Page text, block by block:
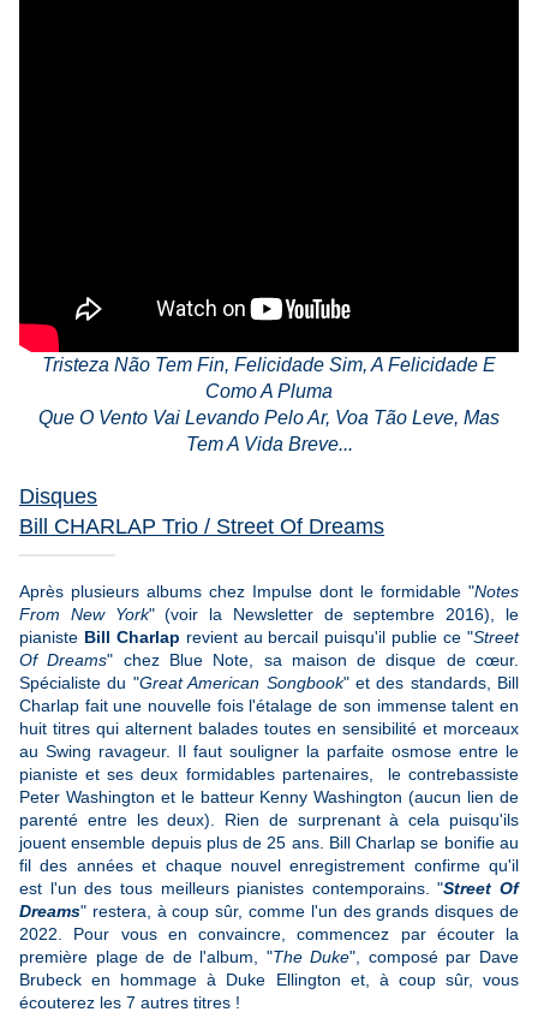
Tristeza Não Tem Fin, Felicidade Sim, A Felicidade E
Como A Pluma
Que O Vento Vai Levando Pelo Ar, Voa Tão Leve, Mas
Tem A Vida Breve...
Disques
Bill CHARLAP Trio / Street Of Dreams
Après plusieurs albums chez Impulse dont le formidable "Notes
From New York" (voir la Newsletter de septembre 2016), le
pianiste Bill Charlap revient au bercail puisqu'il publie ce "Street
Of Dreams" chez Blue Note, sa maison de disque de cœur.
Spécialiste du "Great American Songbook" et des standards, Bill
Charlap fait une nouvelle fois l'étalage de son immense talent en
huit titres qui alternent balades toutes en sensibilité et morceaux
au Swing ravageur. Il faut souligner la parfaite osmose entre le
pianiste et ses deux formidables partenaires, le contrebassiste
Peter Washington et le batteur Kenny Washington (aucun lien de
parenté entre les deux). Rien de surprenant à cela puisqu'ils
jouent ensemble depuis plus de 25 ans. Bill Charlap se bonifie au
fil des années et chaque nouvel enregistrement confirme qu'il
est l'un des tous meilleurs pianistes contemporains. "Street Of
Dreams" restera, à coup sûr, comme l'un des grands disques de
2022. Pour vous en convaincre, commencez par écouter la
première plage de de l'album, "The Duke", composé par Dave
Brubeck en hommage à Duke Ellington et, à coup sûr, vous
écouterez les 7 autres titres !